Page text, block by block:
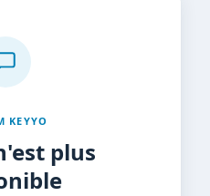
KEYYO
plus